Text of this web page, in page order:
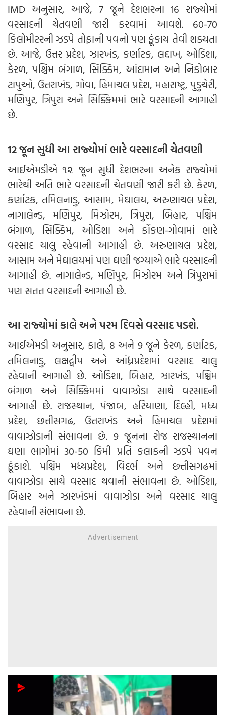
IMD અનુસાર, આજે, 7 જૂને દેશભરના 16 રાજ્યોમાં
વરસાદની ચેતવણી જારી કરવામાં આવશે. 60-70
કિલોમીટરની ઝડપે તોફાની પવનો પણ ફૂંકાય તેવી શક્યતા
છે. આજે, ઉત્તર પ્રદેશ, ઝારખંડ, કર્ણાટક, લદ્દાખ, ઓડિશા,
કેરળ, પશ્ચિમ બંગાળ, સિક્કિમ, આંદામાન અને નિકોબાર
ટાપુઓ, ઉત્તરાખંડ, ગોવા, હિમાચલ પ્રદેશ, મહારાષ્ટ્ર, પુડુચેરી,
મણિપુર, ત્રિપુરા અને સિક્કિમમાં ભારે વરસાદની આગાહી
છે.
12 જૂન સુધી આ રાજ્યોમાં ભારે વરસાદની ચેતવણી
આઈએમડીએ ૧૨ જૂન સુધી દેશભરના અનેક રાજ્યોમાં
ભારેથી અતિ ભારે વરસાદની ચેતવણી જારી કરી છે. કેરળ,
કર્ણાટક, તમિલનાડુ, આસામ, મેઘાલય, અરુણાચલ પ્રદેશ,
નાગાલેન્ડ, મણિપુર, મિઝોરમ, ત્રિપુરા, બિહાર, પશ્ચિમ
બંગાળ, સિક્કિમ, ઓડિશા અને કોંકણ-ગોવામાં ભારે
વરસાદ ચાલુ રહેવાની આગાહી છે. અરુણાચલ પ્રદેશ,
આસામ અને મેઘાલયમાં પણ ઘણી જગ્યાએ ભારે વરસાદની
આગાહી છે. નાગાલેન્ડ, મણિપુર, મિઝોરમ અને ત્રિપુરામાં
પણ સતત વરસાદની આગાહી છે.
આ રાજ્યોમાં કાલે અને પરમ દિવસે વરસાદ પડશે.
આઈએમડી અનુસાર, કાલે, 8 અને 9 જૂને કેરળ, કર્ણાટક,
તમિલનાડુ, લક્ષદ્વીપ અને આંધ્રપ્રદેશમાં વરસાદ ચાલુ
રહેવાની આગાહી છે. ઓડિશા, બિહાર, ઝારખંડ, પશ્ચિમ
બંગાળ અને સિક્કિમમાં વાવાઝોડા સાથે વરસાદની
આગાહી છે. રાજસ્થાન, પંજાબ, હરિયાણા, દિલ્હી, મધ્ય
પ્રદેશ, છત્તીસગઢ, ઉત્તરાખંડ અને હિમાચલ પ્રદેશમાં
વાવાઝોડાની સંભાવના છે. 9 જૂનના રોજ રાજસ્થાનના
ઘણા ભાગોમાં 30-50 કિમી પ્રતિ કલાકની ઝડપે પવન
ફૂંકાશે. પશ્ચિમ મધ્યપ્રદેશ, વિદર્ભ અને છત્તીસગઢમાં
વાવાઝોડા સાથે વરસાદ થવાની સંભાવના છે. ઓડિશા,
બિહાર અને ઝારખંડમાં વાવાઝોડા અને વરસાદ ચાલુ
રહેવાની સંભાવના છે.